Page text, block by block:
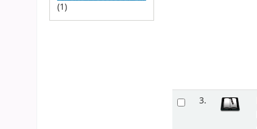
(1)
3.